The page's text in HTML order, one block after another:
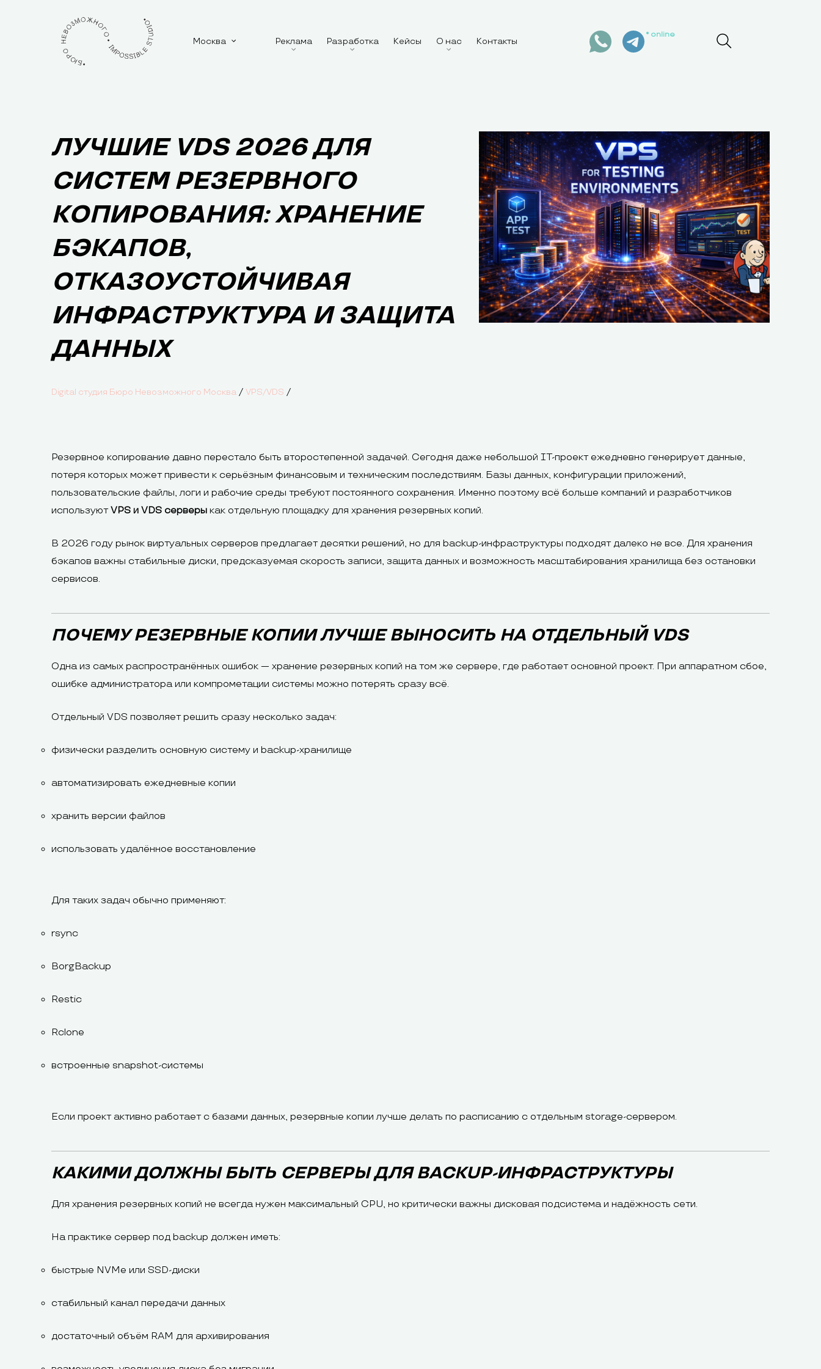
Москва Реклама Разработка Кейсы О нас Контакты
online
ЛУЧШИЕ VDS 2026 ДЛЯ
СИСТЕМ РЕЗЕРВНОГО
КОПИРОВАНИЯ: ХРАНЕНИЕ
БЭКАПОВ,
ОТКАЗОУСТОЙЧИВАЯ
ИНФРАСТРУКТУРА И ЗАЩИТА
ДАННЫХ
Digital студия Бюро Невозможного Москва / VPS/VDS /
Резервное копирование давно перестало быть второстепенной задачей. Сегодня даже небольшой IT-проект ежедневно генерирует данные,
потеря которых может привести к серьёзным финансовым и техническим последствиям. Базы данных, конфигурации приложений,
пользовательские файлы, логи и рабочие среды требуют постоянного сохранения. Именно поэтому всё больше компаний и разработчиков
используютVPS и VDS серверы как отдельную площадку для хранения резервных копий.
В 2026 году рынок виртуальных серверов предлагает десятки решений, но для backup-инфраструктуры подходят далеко не все. Для хранения
бэкапов важны стабильные диски, предсказуемая скорость записи, защита данных и возможность масштабирования хранилища без остановки
сервисов.
ПОЧЕМУ РЕЗЕРВНЫЕ КОПИИ ЛУЧШЕ ВЫНОСИТЬ НА ОТДЕЛЬНЫЙ VDS
Одна из самых распространённых ошибок — хранение резервных копий на том же сервере, где работает основной проект. При аппаратном сбое,
ошибке администратора или компрометации системы можно потерять сразу всё.
Отдельный VDS позволяет решить сразу несколько задач:
физически разделить основную систему и backup-хранилище
автоматизировать ежедневные копии
хранить версии файлов
использовать удалённое восстановление
Для таких задач обычно применяют:
rsync
BorgBackup
Restic
Rclone
встроенные snapshot-системы
Если проект активно работает с базами данных, резервные копии лучше делать по расписанию с отдельным storage-сервером.
КАКИМИ ДОЛЖНЫ БЫТЬ СЕРВЕРЫ ДЛЯ BACKUP-ИНФРАСТРУКТУРЫ
Для хранения резервных копий не всегда нужен максимальный CPU, но критически важны дисковая подсистема и надёжность сети.
На практике сервер под backup должен иметь:
быстрые NVMe или SSD-диски
стабильный канал передачи данных
достаточный объём RAM для архивирования